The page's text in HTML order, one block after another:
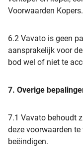
Voorwaarden Kopers.
6.2 Vavato is geen
aansprakelijk voor
bod wel of niet te
7. Overige
7.1 Vavato behoudt
deze voorwaarden
beëindigen.